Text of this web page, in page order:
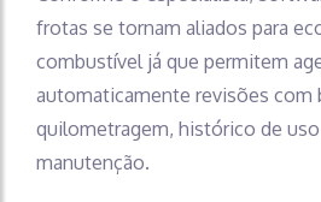
frotas se tornam aliados para
combustível já que permitem
automaticamente revisões com
quilometragem, histórico de
manutenção.